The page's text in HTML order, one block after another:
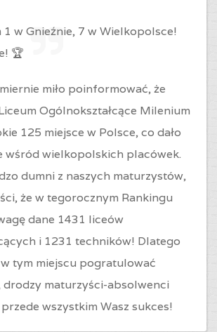
1 w Gnieźnie, 7 w Wielkopolsce!
🏆
miło poinformować, że
Ogólnokształcące Milenium
125 miejsce w Polsce, co dało
wśród wielkopolskich placówek.
dumni z naszych maturzystów,
że w tegorocznym Rankingu
dane 1431 liceów
i 1231 techników! Dlatego
tym miejscu pogratulować
drodzy maturzyści-absolwenci
wszystkim Wasz sukces!